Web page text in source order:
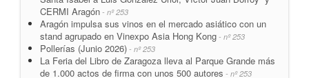
CERMI Aragón - nº 253
Aragón impulsa sus vinos en el mercado asiático con un
stand agrupado en Vinexpo Asia Hong Kong - nº 253
Pollerías (Junio 2026) - nº 253
La Feria del Libro de Zaragoza lleva al Parque Grande más
de 1.000 actos de firma con unos 500 autores - nº 253